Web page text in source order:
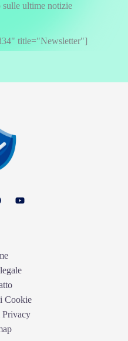
sulle ultime notizie
title="Newsletter"]
Cookie